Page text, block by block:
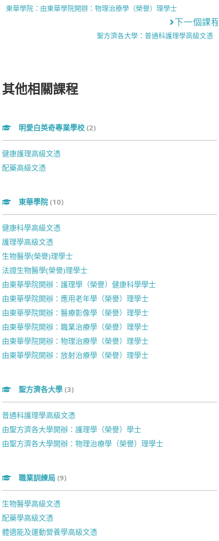
東華學院：由東華學院開辦：物理治療學（榮譽）理學士
下一個課
聖方濟各大學：普通科護理學高級文憑
其他相關課程
明愛白英奇專業學校 (2)
健康護理高級文憑
配藥高級文憑
東華學院 (10)
健康科學高級文憑
護理學高級文憑
生物醫學(榮譽)理學士
法證生物醫學(榮譽)理學士
由東華學院開辦：護理學（榮譽）健康科學學士
由東華學院開辦：應用老年學（榮譽）理學士
由東華學院開辦：醫療影像學（榮譽）理學士
由東華學院開辦：職業治療學（榮譽）理學士
由東華學院開辦：物理治療學（榮譽）理學士
由東華學院開辦：放射治療學（榮譽）理學士
聖方濟各大學 (3)
普通科護理學高級文憑
由聖方濟各大學開辦：護理學（榮譽）學士
由聖方濟各大學開辦：物理治療學（榮譽）理學士
職業訓練局 (9)
生物醫學高級文憑
配藥學高級文憑
體適能及運動營養學高級文憑